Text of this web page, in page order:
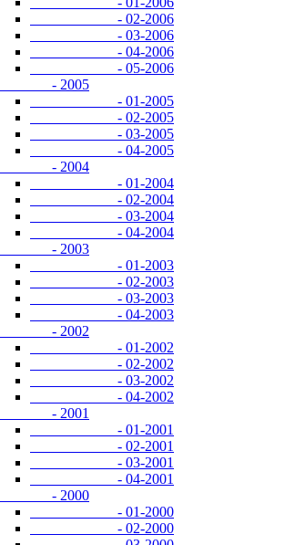
- 02-2006
- 03-2006
- 04-2006
- 05-2006
- 2005
- 01-2005
- 02-2005
- 03-2005
- 04-2005
- 2004
- 01-2004
- 02-2004
- 03-2004
- 04-2004
- 2003
- 01-2003
- 02-2003
- 03-2003
- 04-2003
- 2002
- 01-2002
- 02-2002
- 03-2002
- 04-2002
- 2001
- 01-2001
- 02-2001
- 03-2001
- 04-2001
- 2000
- 01-2000
- 02-2000